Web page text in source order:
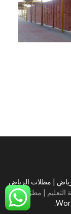
| مظلات الرياض
التعليم | مطوّرة من
.